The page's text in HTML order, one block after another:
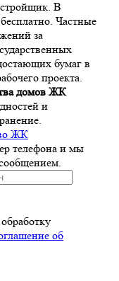
В
Частные
за
бумаг в
проекта.
домов ЖК
и
ЖК
телефона и мы
об